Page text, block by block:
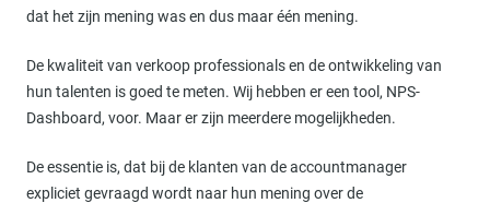
dat het zijn mening was en dus maar één mening.
De kwaliteit van verkoop professionals en de ontwikkeling van
hun talenten is goed te meten. Wij hebben er een tool, NPS-
Dashboard, voor. Maar er zijn meerdere mogelijkheden.
De essentie is, dat bij de klanten van de accountmanager
expliciet gevraagd wordt naar hun mening over de